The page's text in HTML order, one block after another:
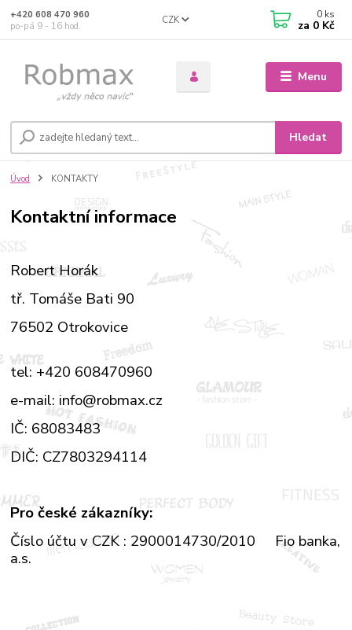
Menu
CZK
Hledat
+420 608 470 960
po-pá 9 - 16 hod.
0 ks
za 0 Kč
Úvod KONTAKTY
Kontaktní informace
Robert Horák
tř. Tomáše Bati 90
76502 Otrokovice
tel: +420 608470960
e-mail: info@robmax.cz
IČ: 68083483
DIČ: CZ7803294114
Pro české zákazníky:
Číslo účtu v CZK : 2900014730/2010 Fio banka,
a.s.